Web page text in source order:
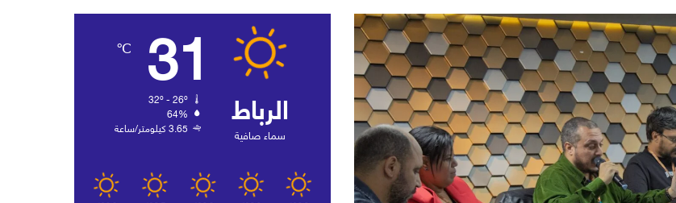
الرباط
سماء صافية
31
℃
64%
3.65 كيلومتر/ساعة